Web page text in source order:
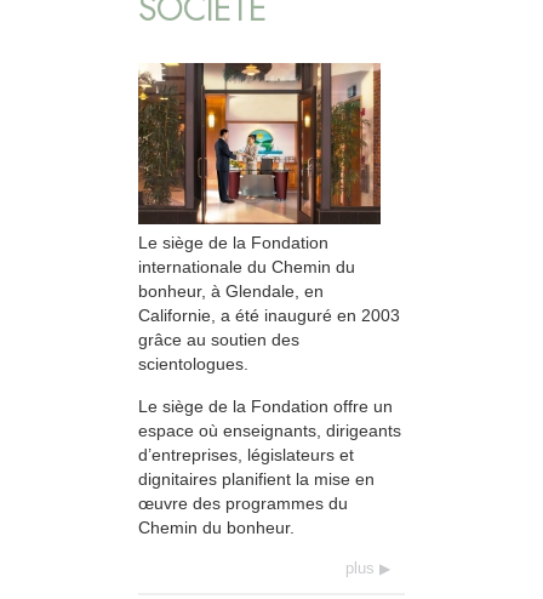
Le siège de la Fondation
internationale du Chemin du
bonheur, à Glendale, en
Californie, a été inauguré en 2003
grâce au soutien des
scientologues.
Le siège de la Fondation offre un
espace où enseignants, dirigeants
d’entreprises, législateurs et
dignitaires planifient la mise en
œuvre des programmes du
Chemin du bonheur.
plus